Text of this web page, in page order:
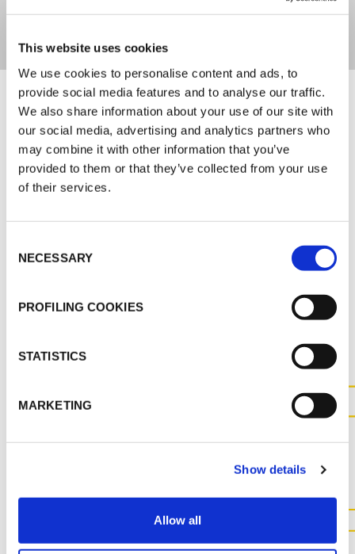
This website uses cookies
We use cookies to personalise content and ads, to
provide social media features and to analyse our traffic.
We also share information about your use of our site with
our social media, advertising and analytics partners who
may combine it with other information that you’ve
provided to them or that they’ve collected from your use
of their services.
Selection
NECESSARY
PROFILING COOKIES
STATISTICS
MARKETING
Show details
Allow all
10 cm
Documenti
MARKETING
K-FLEX CATALOGO GENERALE
K-FLEX ACCESSORI
K-FLEX LISTINO PREZZI - MARZO 2022
ALTRI DOCUMENTI
INFORMAZIONI SUL
CONTATTACI